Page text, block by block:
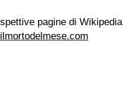
pagine di Wikipedia